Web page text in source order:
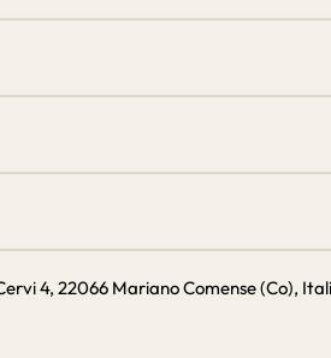
4, 22066 Mariano Comense (Co),